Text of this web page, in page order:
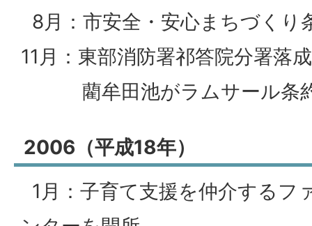
8月：市安全・安心まちづくり
11月：東部消防署祁答院分署落成
藺牟田池がラムサール条約
2006（平成18年）
1月：子育て支援を仲介するフ